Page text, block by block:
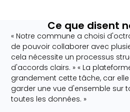
Ce que disent
« Notre commune a choisi
de pouvoir collaborer avec
cela nécessite un processus
d'accords clairs. » « La
grandement cette tâche, car
garder une vue d'ensemble sur
toutes les données. »